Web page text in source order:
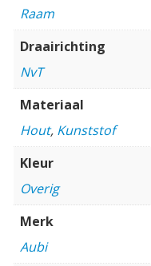
Raam
Draairichting
NvT
Materiaal
Hout, Kunststof
Kleur
Overig
Merk
Aubi